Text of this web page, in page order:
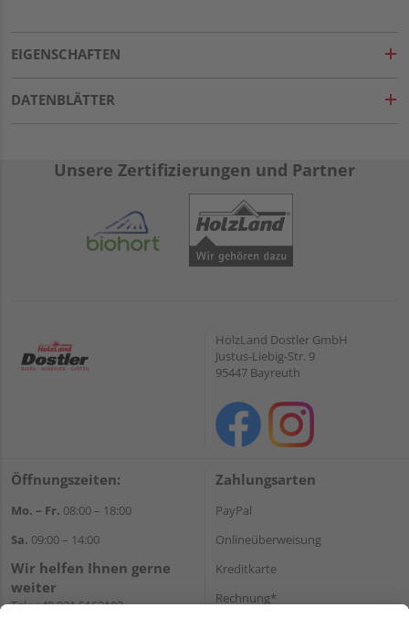
EIGENSCHAFTEN
DATENBLÄTTER
Unsere Zertifizierungen und Partner
HolzLand Dostler GmbH
Justus-Liebig-Str. 9
95447 Bayreuth
Öffnungszeiten:
Mo. – Fr. 08:00 – 18:00
Sa. 09:00 – 14:00
Wir helfen Ihnen gerne
weiter
Tel.:+49 921 5163102
Zahlungsarten
PayPal
Onlineüberweisung
Kreditkarte
Rechnung*